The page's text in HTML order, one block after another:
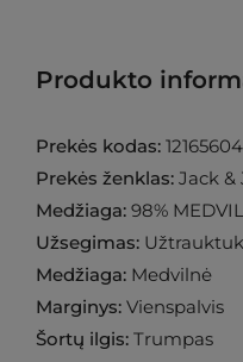
Produkto
Prekės kodas:
Prekės ženklas: Jack &
Medžiaga: 98%
Užsegimas:
Medžiaga: Medvilnė
Marginys: Vienspalvis
Šortų ilgis: Trumpas